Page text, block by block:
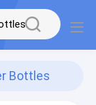
Bottles